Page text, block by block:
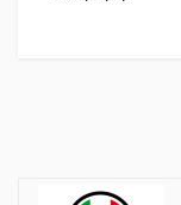
Περίμετρος στήθους